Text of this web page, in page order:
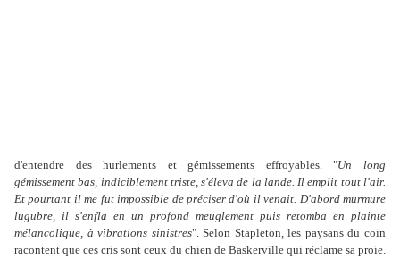
d'entendre des hurlements et gémissements effroyables. "Un long
gémissement bas, indiciblement triste, s'éleva de la lande. Il emplit tout l'air.
Et pourtant il me fut impossible de préciser d'où il venait. D'abord murmure
lugubre, il s'enfla en un profond meuglement puis retomba en plainte
mélancolique, à vibrations sinistres". Selon Stapleton, les paysans du coin
racontent que ces cris sont ceux du chien de Baskerville qui réclame sa proie.